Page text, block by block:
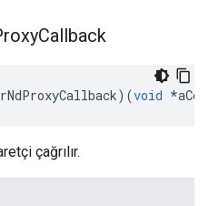
Callback
)(void *
çağrılır.